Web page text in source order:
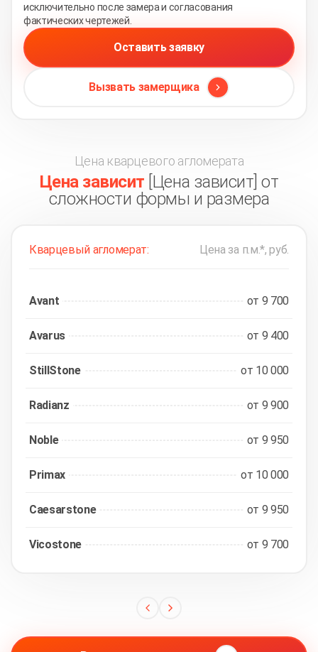
исключительно после замера и согласования
фактических чертежей.
Оставить заявку
Вызвать замерщика
Цена кварцевого агломерата
Цена зависит [Цена зависит] от
сложности формы и размера
Кварцевый агломерат: Цена за п.м.*, руб.
Avant от 9 700
Avarus от 9 400
StillStone от 10 000
Radianz от 9 900
Noble от 9 950
Primax от 10 000
Caesarstone от 9 950
Vicostone от 9 700